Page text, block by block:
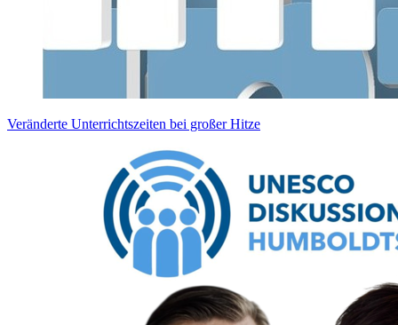
Veränderte Unterrichtszeiten bei großer Hitze